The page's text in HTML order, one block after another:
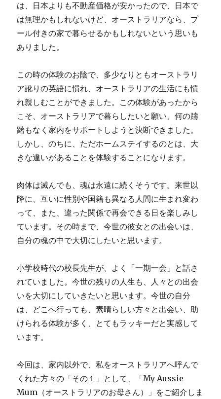
は、日本よりも不動産価格が安かったので、日本で
は無理かもしれないけど、オーストラリアなら、プ
ール付きの家で暮らせるかもしれないという思いも
ありました。
この時の体験のお陰で、多少なりともオーストラリ
ア訛りの英語に慣れ、オーストラリアの生活にも慣
れ親しむことができました。この体験があったから
こそ、オーストラリアで暮らしたいと願い、何の躊
躇もなく家内をサポートしようと決断できました。
しかし、のちに、ただホームステイするのとは、大
きな違いがあることを体験することになります。
肉体は滅んでも、魂は永遠に続くそうです。来世以
降に、互いに性別や国籍も異なる人間に生まれ変わ
って、また、違った関係で再会できる日を楽しみし
ています。その時まで、今世の彼女との出会いは、
自分の魂の中で大切にしたいと思います。
小学校時代の校長先生が、よく「一期一会」と話さ
れていました。今世の残りの人生も、人々との出会
いを大切にしていきたいと思います。今世の自分
は、どこへ行っても、素晴らしい方々と出会い、助
けられる体験が多く、とてもラッキーだと実感して
います。
今回は、家内以外で、私をオーストラリアへ呼んで
くれた方々の「その１」として、「My Aussie
Mum（オーストラリアのお母さん）」をご紹介しま